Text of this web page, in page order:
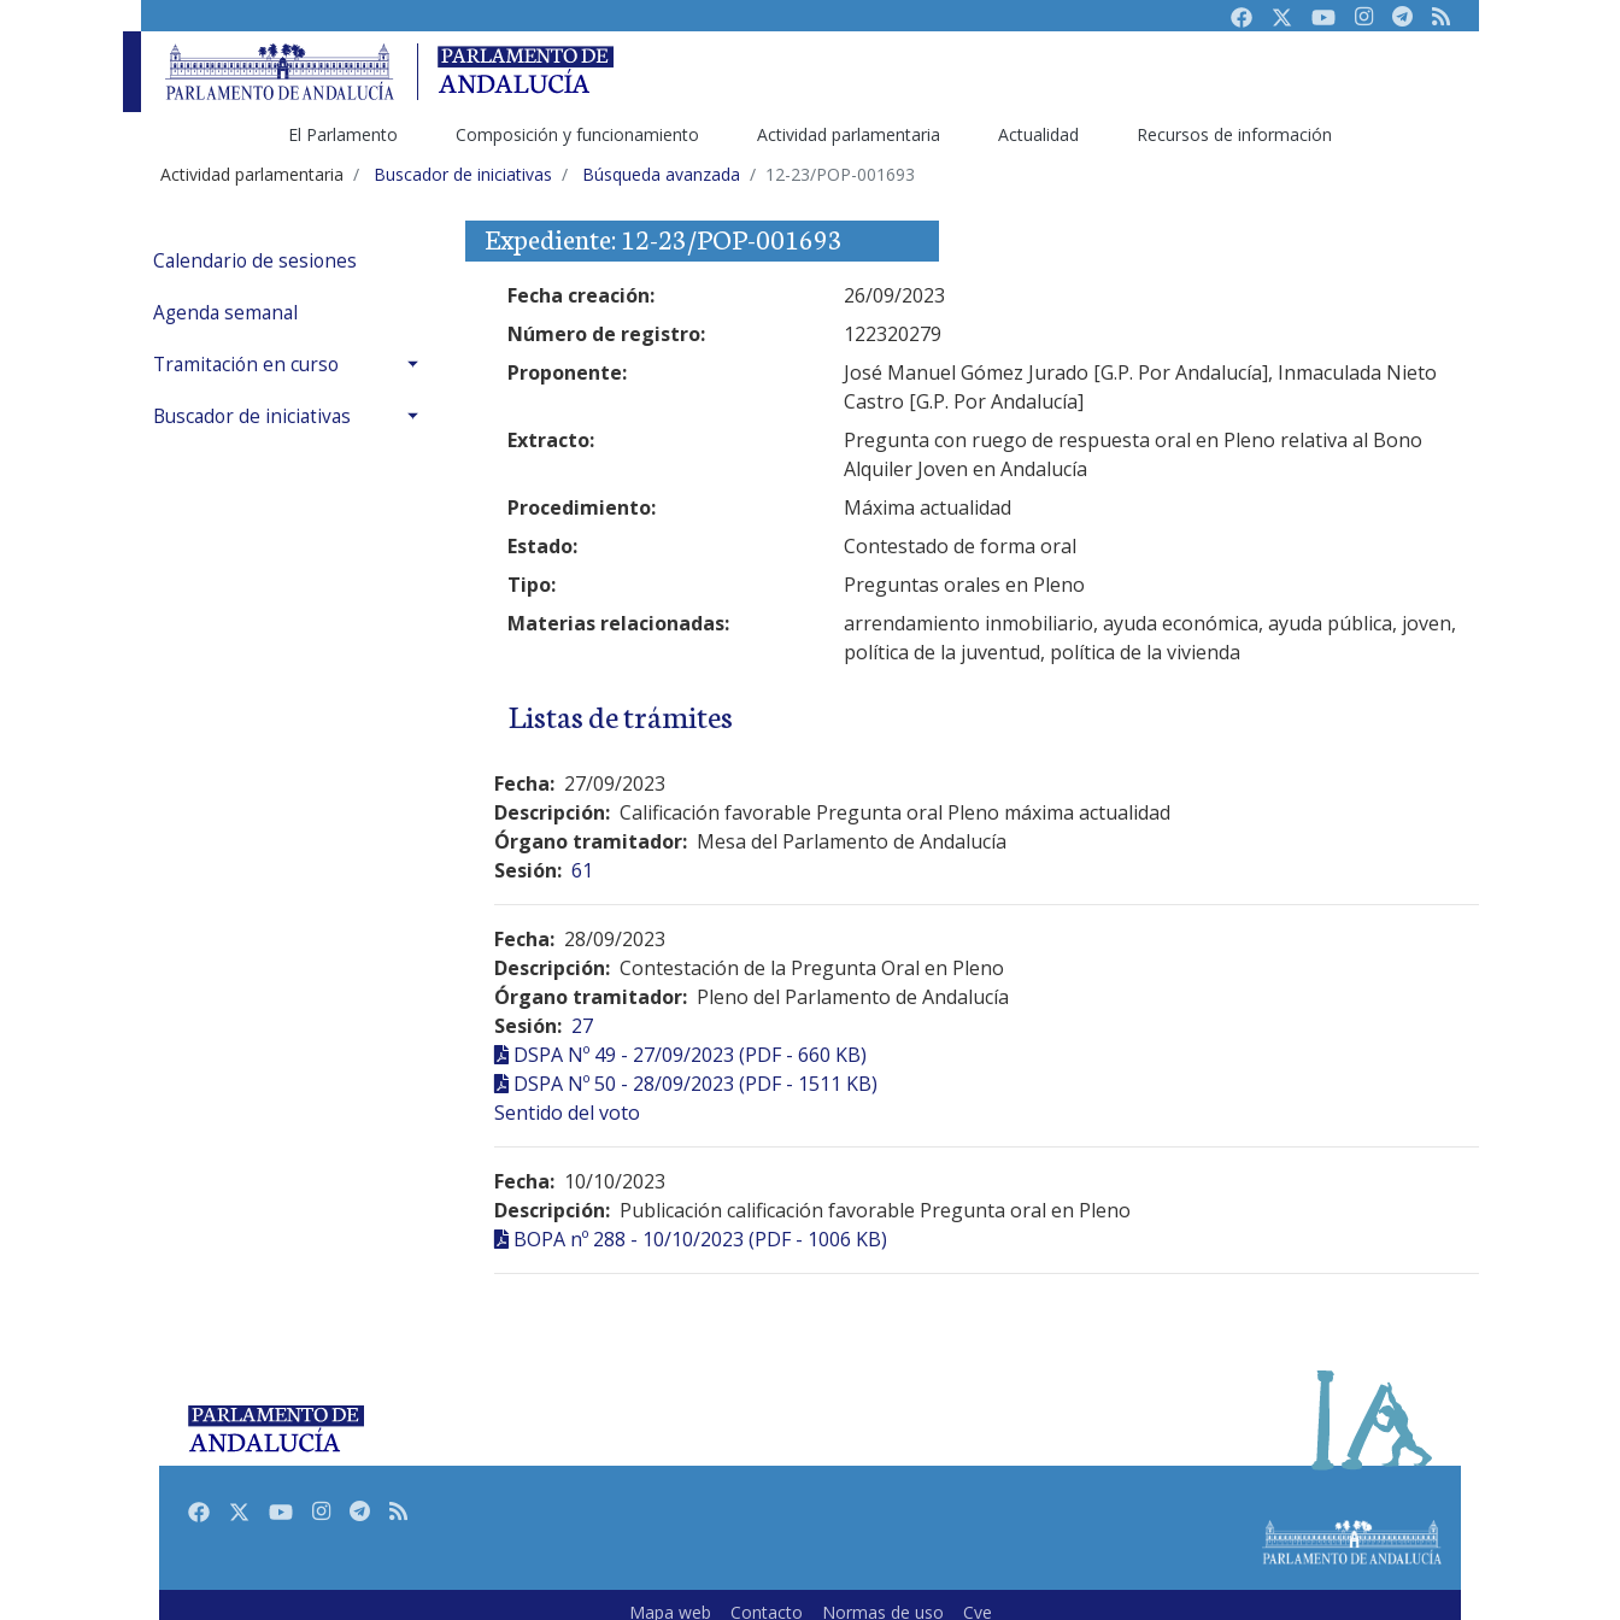
FacebookTwitterYoutubeInstagram
Telegram
RSS
El Parlamento Composición y funcionamiento Actividad parlamentaria Actualidad
Recursos de información
Actividad parlamentaria
Buscador de iniciativas Búsqueda avanzada 12-23/POP-001693
Calendario de sesiones
Agenda semanal
Tramitación en curso
Buscador de iniciativas
Expediente: 12-23/POP-001693
Fecha creación:
26/09/2023
Número de registro:
122320279
Proponente:
José Manuel Gómez Jurado [G.P. Por Andalucía], Inmaculada Nieto
Castro [G.P. Por Andalucía]
Extracto:
Pregunta con ruego de respuesta oral en Pleno relativa al Bono
Alquiler Joven en Andalucía
Procedimiento:
Máxima actualidad
Estado:
Contestado de forma oral
Tipo:
Preguntas orales en Pleno
Materias relacionadas:
arrendamiento inmobiliario, ayuda económica, ayuda pública, joven,
política de la juventud, política de la vivienda
Listas de trámites
Fecha: 27/09/2023
Descripción: Calificación favorable Pregunta oral Pleno máxima actualidad
Órgano tramitador: Mesa del Parlamento de Andalucía
Sesión: 61
Fecha: 28/09/2023
Descripción: Contestación de la Pregunta Oral en Pleno
Órgano tramitador: Pleno del Parlamento de Andalucía
Sesión: 27
DSPA Nº 49 - 27/09/2023 (PDF - 660 KB)
DSPA Nº 50 - 28/09/2023 (PDF - 1511 KB)
Sentido del voto
Fecha: 10/10/2023
Descripción: Publicación calificación favorable Pregunta oral en Pleno
BOPA nº 288 - 10/10/2023 (PDF - 1006 KB)
FacebookTwitterYoutubeInstagram
Telegram
RSS
Mapa web Contacto Normas de uso Cve